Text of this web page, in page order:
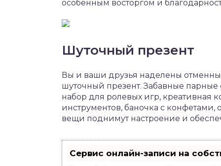
особенным восторгом и
Шуточный презент
Вы и ваши друзья наделены
шуточный презент. Забавные
набор для ролевых игр, креативная
инструментов, баночка с
вещи поднимут настроение и
Сервис онлайн-записи на